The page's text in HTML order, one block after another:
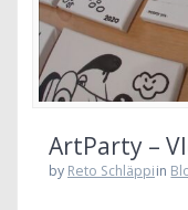
ArtParty –
by Reto Schläppiin